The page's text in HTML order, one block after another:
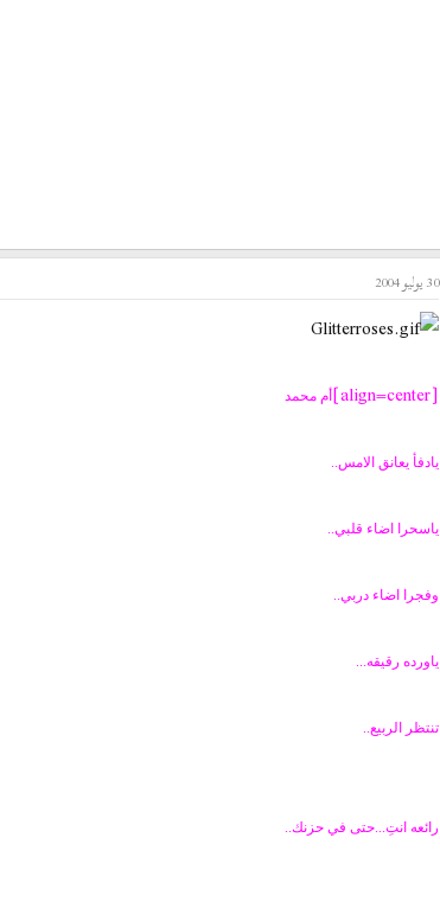
30 يوليو 2004
[align=center] أم محمد
يادفأ يعانق الامس..
ياسحرا اضاء قلبي..
وفجرا اضاء دربي..
ياورده رقيقه...
تنتظر الربيع..
رائعه انتِ...حتى في حزنك..